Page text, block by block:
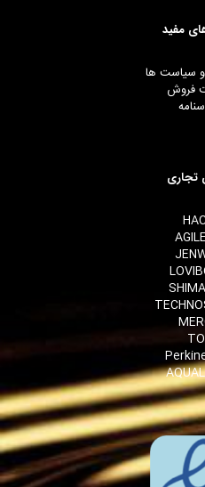
مفید
سیاست ها
فروش
تجاری